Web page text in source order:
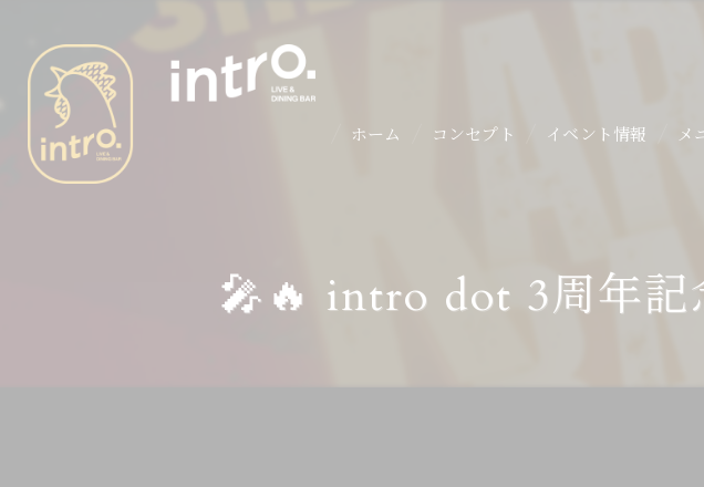
ホーム コンセプト イベント情報 メ
🎤🔥 intro dot 3周年記